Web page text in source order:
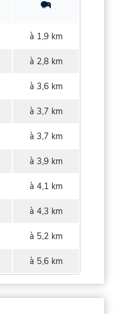
à 1,9 km
à 2,8 km
à 3,6 km
à 3,7 km
à 3,7 km
à 3,9 km
à 4,1 km
à 4,3 km
à 5,2 km
à 5,6 km